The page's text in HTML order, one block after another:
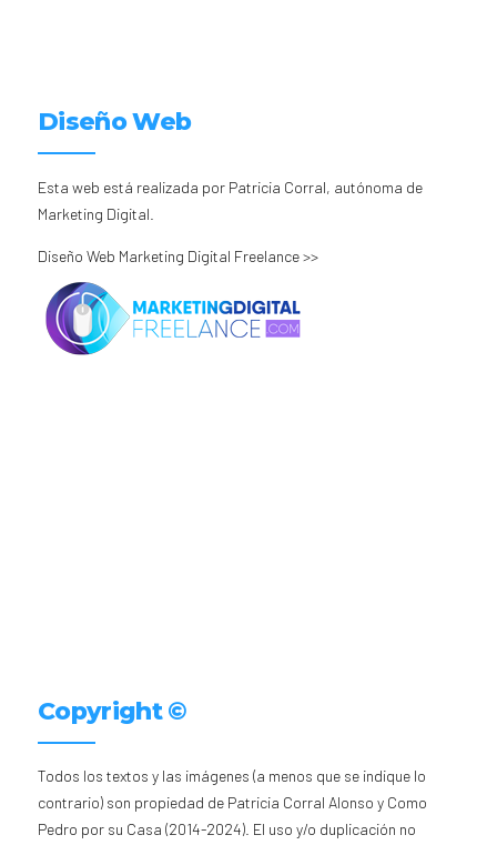
Diseño Web
Esta web está realizada por Patricia Corral, autónoma de
Marketing Digital.
Diseño Web Marketing Digital Freelance >>
Copyright ©
Todos los textos y las imágenes (a menos que se indique lo
contrario) son propiedad de Patricia Corral Alonso y Como
Pedro por su Casa (2014-2024). El uso y/o duplicación no